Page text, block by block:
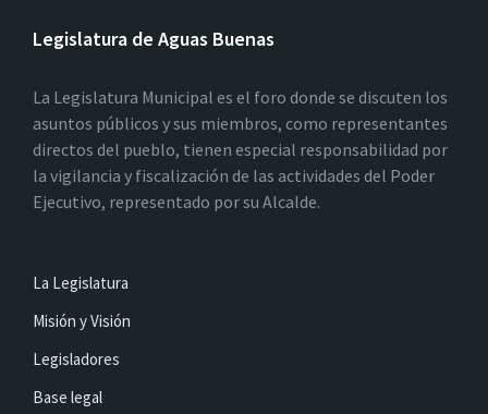
Legislatura de Aguas Buenas
La Legislatura Municipal es el foro donde se discuten los
asuntos públicos y sus miembros, como representantes
directos del pueblo, tienen especial responsabilidad por
la vigilancia y fiscalización de las actividades del Poder
Ejecutivo, representado por su Alcalde.
La Legislatura
Misión y Visión
Legisladores
Base legal